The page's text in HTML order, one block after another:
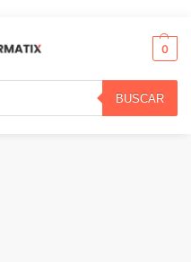
BUSCAR
0
Ubiquiti – Camera mount · UACC-Camera-DM-W